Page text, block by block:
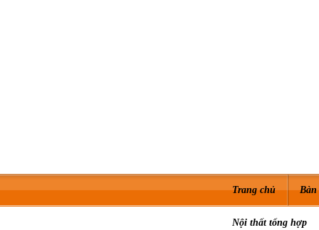
Trang chủ Bàn
Nội thất tổng hợp